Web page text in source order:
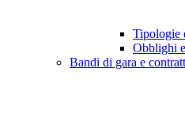
Tipologie
Obblighi
Bandi di gara e